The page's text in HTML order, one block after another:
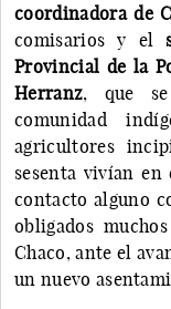
coordinadora de
comisarios y el
Provincial de la
Herranz, que
comunidad
agricultores
sesenta vivían en
contacto alguno
obligados
Chaco, ante el
un nuevo